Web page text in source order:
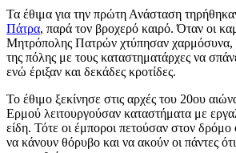
Τα έθιμα για την πρώτη Ανάσταση
Πάτρα, παρά τον βροχερό καιρό. Όταν οι
Μητρόπολης Πατρών χτύπησαν χαρμόσυνα,
της πόλης με τους καταστηματάρχες να
ενώ έριξαν και δεκάδες κροτίδες.
Το έθιμο ξεκίνησε στις αρχές του 20ου
Ερμού λειτουργούσαν καταστήματα με
είδη. Τότε οι έμποροι πετούσαν στον δρόμο
να κάνουν θόρυβο και να ακούν οι πάντες